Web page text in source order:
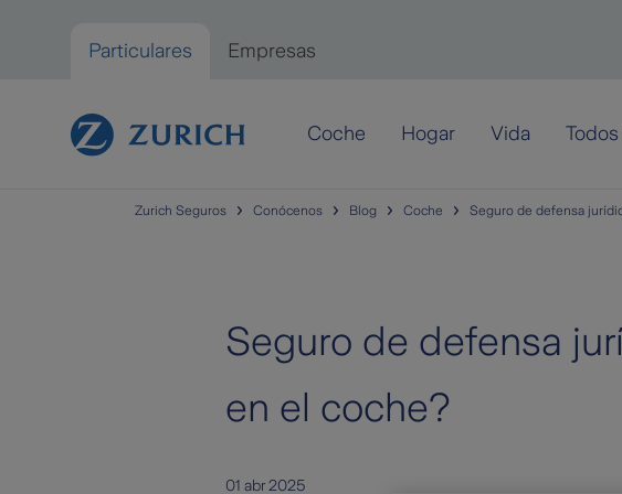
Particulares Empresas
Coche Hogar Vida
Zurich Seguros Conócenos Blog Coche Seguro de defensa
Seguro de defensa
en el coche?
01 abr 2025